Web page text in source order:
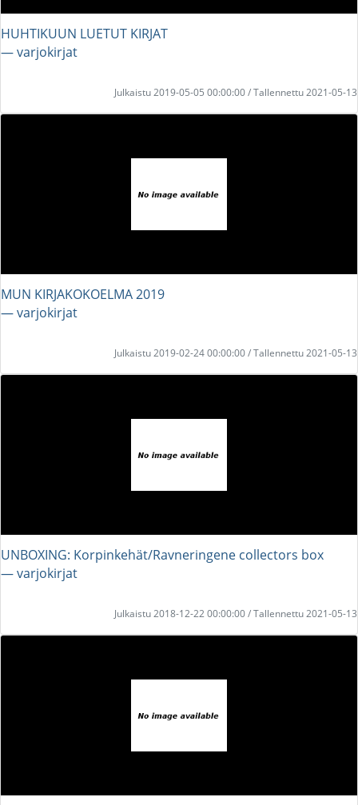
HUHTIKUUN LUETUT KIRJAT
― varjokirjat
Julkaistu 2019-05-05 00:00:00 / Tallennettu 2021-05-13
MUN KIRJAKOKOELMA 2019
― varjokirjat
Julkaistu 2019-02-24 00:00:00 / Tallennettu 2021-05-13
UNBOXING: Korpinkehät/Ravneringene collectors box
― varjokirjat
Julkaistu 2018-12-22 00:00:00 / Tallennettu 2021-05-13